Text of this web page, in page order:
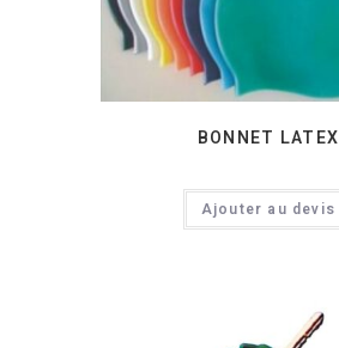
BONNET LATEX
Ajouter au devis